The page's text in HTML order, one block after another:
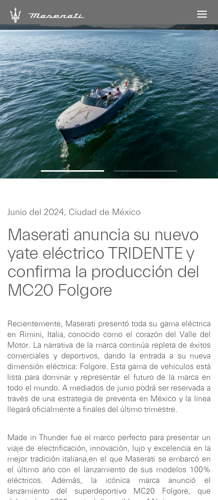
Junio del 2024, Ciudad de México
Maserati anuncia su nuevo
yate eléctrico TRIDENTE y
confirma la producción del
MC20 Folgore
Recientemente, Maserati presentó toda su gama eléctrica
en Rimini, Italia, conocido como el corazón del Valle del
Motor. La narrativa de la marca continúa repleta de éxitos
comerciales y deportivos, dando la entrada a su nueva
dimensión eléctrica: Folgore. Esta gama de vehículos está
lista para dominar y representar el futuro de la marca en
todo el mundo. A mediados de junio podrá ser reservada a
través de una estrategia de preventa en México y la línea
llegará oficialmente a finales del último trimestre.
Made in Thunder fue el marco perfecto para presentar un
viaje de electrificación, innovación, lujo y excelencia en la
mejor tradición italiana,en el que Maserati se embarcó en
el último año con el lanzamiento de sus modelos 100%
eléctricos. Además, la icónica marca anunció el
lanzamiento del superdeportivo MC20 Folgore, que